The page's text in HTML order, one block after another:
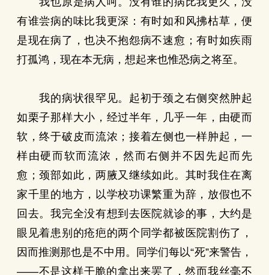
有谁尝病的味比我更深：有时如和风拂枯草，便
是现在病了，也决不抱怨病不速愈；有时如疾雨
打孤鸿，现在本无病，想起来也惟恐病之将至。
我的病状很罕见。起初于颈之右侧突然肿起
如栗子那样大小，经过半年，几乎一年，由硬而
软，终于破皮而流浓；接着左侧也一样肿起，一
样由硬而软而流浓，然而右侧并不因先起而先
愈；颈部如此，两腋又继续如此。其时我住在离
家千里的地方，以学校功课繁重为辞，放假也不
回去。我完全没有想到去医院就诊的事，大约是
眼见着患别的疮疤的两个同学都被医院割伤了，
因而推测那也是不中用。同学们每以“死”来警告，
——不是这样干脆的拿出来罢了，然而我丝毫不